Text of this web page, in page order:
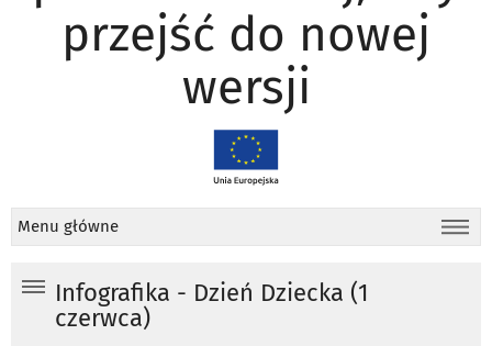
przejść do nowej
wersji
Menu główne
Infografika - Dzień Dziecka (1
czerwca)